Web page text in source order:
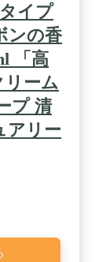
イプ
ンの香
「高
リーム
プ 清
アリー